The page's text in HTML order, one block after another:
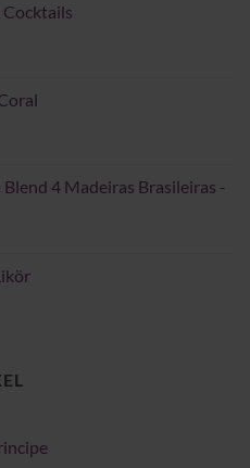
Cocktails
4 Madeiras Brasileiras -